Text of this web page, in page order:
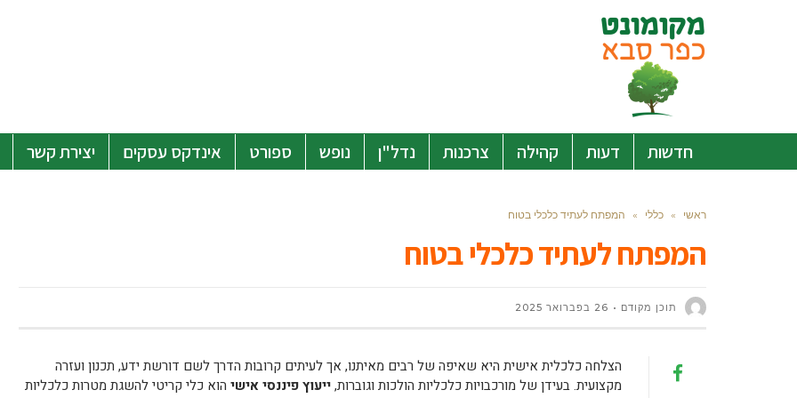
חדשות דעות קהילה צרכנות נדל"ן נופש ספורט אינדקס עסקים יצירת קשר
ראשי » כללי » המפתח לעתיד כלכלי בטוח
המפתח לעתיד כלכלי בטוח
תוכן מקודם 26 בפברואר 2025
הצלחה כלכלית אישית היא שאיפה של רבים מאיתנו, אך לעיתים קרובות הדרך לשם דורשת ידע, תכנון ועזרה
מקצועית. בעידן של מורכבויות כלכליות הולכות וגוברות,ייעוץ פיננסי אישי הוא כלי קריטי להשגת מטרות כלכליות